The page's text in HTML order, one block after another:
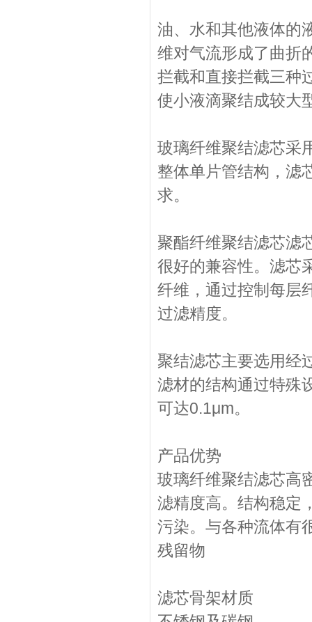
油、水和其他液体的
维对气流形成了曲折
拦截和直接拦截三种
使小液滴聚结成较大
玻璃纤维聚结滤芯采
整体单片管结构，滤
求。
聚酯纤维聚结滤芯滤
很好的兼容性。滤芯
纤维，通过控制每层
过滤精度。
聚结滤芯主要选用经
滤材的结构通过特殊
可达0.1μm。
产品优势
玻璃纤维聚结滤芯高
滤精度高。结构稳定
污染。与各种流体有
残留物
滤芯骨架材质